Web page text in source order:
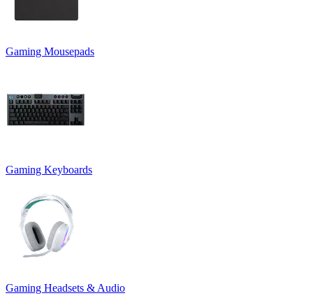
Gaming Mousepads
Gaming Keyboards
Gaming Headsets & Audio